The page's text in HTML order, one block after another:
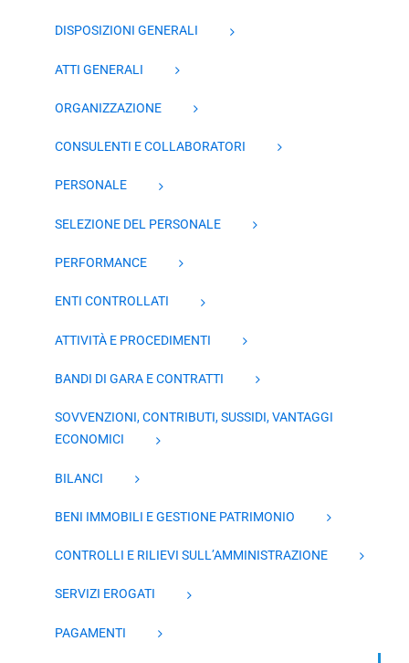
DISPOSIZIONI GENERALI
ATTI GENERALI
ORGANIZZAZIONE
CONSULENTI E COLLABORATORI
PERSONALE
SELEZIONE DEL PERSONALE
PERFORMANCE
ENTI CONTROLLATI
ATTIVITÀ E PROCEDIMENTI
BANDI DI GARA E CONTRATTI
SOVVENZIONI, CONTRIBUTI, SUSSIDI, VANTAGGI
ECONOMICI
BILANCI
BENI IMMOBILI E GESTIONE PATRIMONIO
CONTROLLI E RILIEVI SULL’AMMINISTRAZIONE
SERVIZI EROGATI
PAGAMENTI